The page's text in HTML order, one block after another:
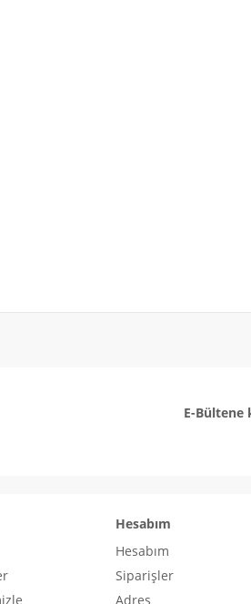
E-Bültene
Hesabım
Hesabım
Siparişler
Adres